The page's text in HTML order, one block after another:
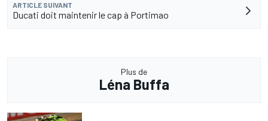
ARTICLE SUIVANT
Ducati doit maintenir le cap à Portimao
Plus de
Léna Buffa